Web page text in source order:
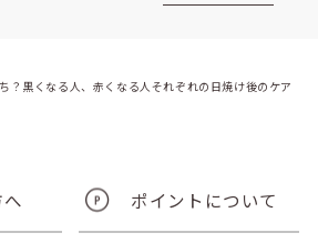
？黒くなる人、赤くなる人それぞれの日焼け後のケア
ポイントについて